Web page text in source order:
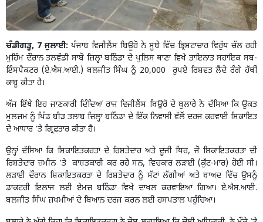
ਚੰਡੀਗੜ੍ਹ, 7 ਜੁਲਾਈ: ਪੰਜਾਬ ਵਿਜੀਲੈਂਸ ਬਿਊਰੋ ਨੇ ਸੂਬੇ ਵਿੱਚ ਭ੍ਰਿਸ਼ਟਾਚਾਰ ਵਿਰੁੱਧ ਚੱਲ ਰਹੀ
ਮੁਹਿੰਮ ਦੌਰਾਨ ਤਲਵੰਡੀ ਸਾਬੋ ਜ਼ਿਲ੍ਹਾ ਬਠਿੰਡਾ ਦੇ ਪੁਲਿਸ ਥਾਣਾ ਵਿਖੇ ਤਾਇਨਾਤ ਸਹਾਇਕ ਸਬ-
ਇੰਸਪੈਕਟਰ (ਏ.ਐਸ.ਆਈ.) ਬਲਜੀਤ ਸਿੰਘ ਨੂੰ 20,000 ਰੁਪਏ ਰਿਸ਼ਵਤ ਲੈਂਦੇ ਰੰਗੇ ਹੱਥੀਂ
ਕਾਬੂ ਕੀਤਾ ਹੈ।
ਅੱਜ ਇੱਥੇ ਇਹ ਜਾਣਕਾਰੀ ਦਿੰਦਿਆਂ ਰਾਜ ਵਿਜੀਲੈਂਸ ਬਿਊਰੋ ਦੇ ਬੁਲਾਰੇ ਨੇ ਦੱਸਿਆ ਕਿ ਉਕਤ
ਮੁਲਜ਼ਮ ਨੂੰ ਪਿੰਡ ਬੀੜ ਤਲਾਬ ਜ਼ਿਲ੍ਹਾ ਬਠਿੰਡਾ ਦੇ ਇੱਕ ਨਿਵਾਸੀ ਵੱਲੋਂ ਦਰਜ ਕਰਵਾਈ ਸ਼ਿਕਾਇਤ
ਦੇ ਆਧਾਰ ’ਤੇ ਗ੍ਰਿਫ਼ਤਾਰ ਕੀਤਾ ਹੈ।
ਉਨ੍ਹਾਂ ਦੱਸਿਆ ਕਿ ਸ਼ਿਕਾਇਤਕਰਤਾ ਦੇ ਰਿਸ਼ਤੇਦਾਰ ਅਤੇ ਦੂਜੀ ਧਿਰ, ਜੋ ਸ਼ਿਕਾਇਤਕਰਤਾ ਦੀ
ਰਿਸ਼ਤੇਦਾਰ ਜ਼ਮੀਨ ’ਤੇ ਕਾਸ਼ਤਕਾਰੀ ਕਰ ਰਹੇ ਸਨ, ਵਿਚਕਾਰ ਲੜਾਈ (ਕੁੱਟ-ਮਾਰ) ਹੋਈ ਸੀ।
ਲੜਾਈ ਦੌਰਾਨ ਸ਼ਿਕਾਇਤਕਰਤਾ ਦੇ ਰਿਸ਼ਤੇਦਾਰ ਨੂੰ ਸੱਟਾਂ ਲੱਗੀਆਂ ਅਤੇ ਬਾਅਦ ਵਿੱਚ ਉਸਨੂੰ
ਡਾਕਟਰੀ ਇਲਾਜ ਲਈ ਏਮਜ਼ ਬਠਿੰਡਾ ਵਿਖੇ ਦਾਖਲ ਕਰਵਾਇਆ ਗਿਆ। ਏ.ਐਸ.ਆਈ.
ਬਲਜੀਤ ਸਿੰਘ ਜ਼ਖਮੀਆਂ ਦੇ ਬਿਆਨ ਦਰਜ ਕਰਨ ਲਈ ਹਸਪਤਾਲ ਪਹੁੰਚਿਆ।